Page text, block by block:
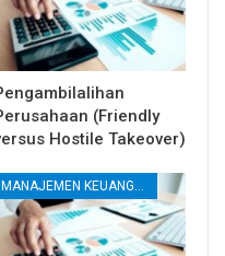
(Friendly
Hostile Takeover)
MANAJEMEN KEUANGAN